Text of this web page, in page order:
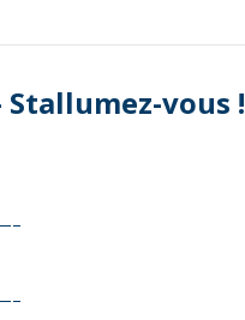
Stallumez-vous !